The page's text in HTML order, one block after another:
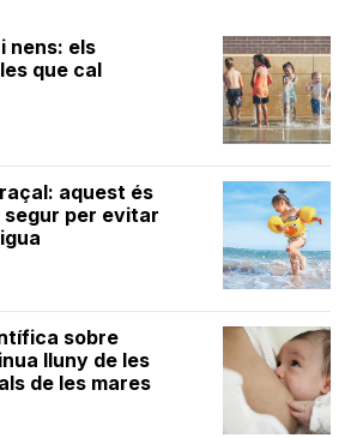
nens: els
que cal
aquest és
segur per evitar
sobre
lluny de les
de les mares